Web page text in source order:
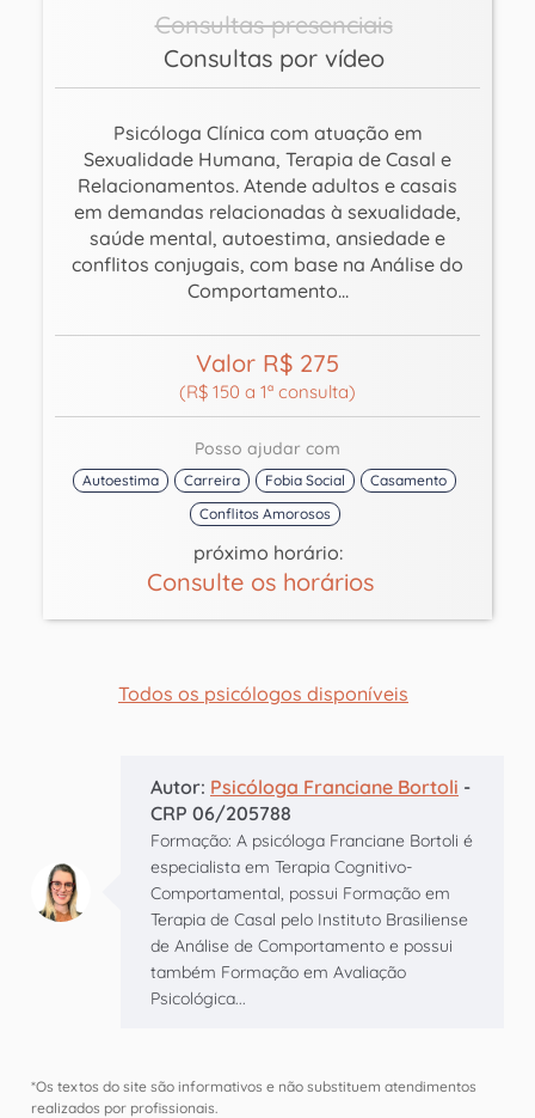
Consultas presenciais
Consultas por vídeo
Psicóloga Clínica com atuação em
Sexualidade Humana, Terapia de Casal e
Relacionamentos. Atende adultos e casais
em demandas relacionadas à sexualidade,
saúde mental, autoestima, ansiedade e
conflitos conjugais, com base na Análise do
Comportamento...
Valor R$ 275
(R$ 150 a 1ª consulta)
Posso ajudar com
Autoestima Carreira Fobia Social
Casamento
Conflitos Amorosos
próximo horário:
Consulte os horários
Todos os psicólogos disponíveis
Autor: Psicóloga Franciane Bortoli -
CRP 06/205788
Formação: A psicóloga Franciane Bortoli é
especialista em Terapia Cognitivo-
Comportamental, possui Formação em
Terapia de Casal pelo Instituto Brasiliense
de Análise de Comportamento e possui
também Formação em Avaliação
Psicológica...
*Os textos do site são informativos e não substituem atendimentos
realizados por profissionais.